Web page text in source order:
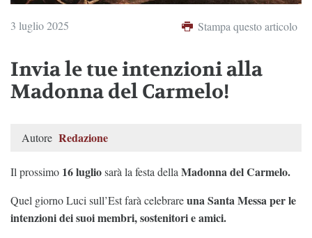
3 luglio 2025 Stampa questo articolo
Invia le tue intenzioni alla
Madonna del Carmelo!
Autore Redazione
Il prossimo 16 lugliosarà la festa della Madonna del Carmelo.
Quel giorno Luci sull’Est farà celebrareuna Santa Messa per le
intenzioni dei suoi membri, sostenitori e amici.